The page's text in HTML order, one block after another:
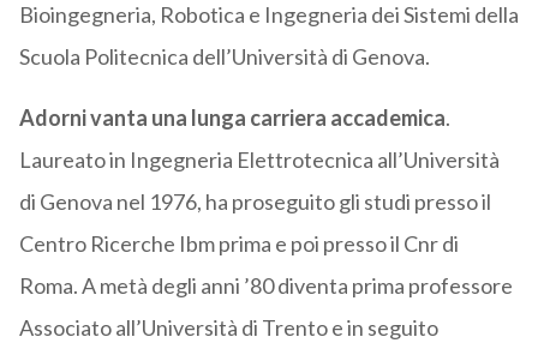
Bioingegneria, Robotica e Ingegneria dei Sistemi della
Scuola Politecnica dell’Università di Genova.
Adorni vanta una lunga carriera accademica.
Laureato in Ingegneria Elettrotecnica all’Università
di Genova nel 1976, ha proseguito gli studi presso il
Centro Ricerche Ibm prima e poi presso il Cnr di
Roma. A metà degli anni ’80 diventa prima professore
Associato all’Università di Trento e in seguito